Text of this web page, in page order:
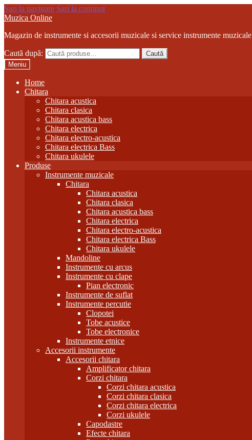
Sari la navigare Sari la conținut
Muzica Online
Magazin de instrumente si accesorii muzicale si service instrumente muzicale
Caută după:
Caută
Meniu
Home
Chitara
Chitara acustica
Chitara clasica
Chitara acustica bass
Chitara electrica
Chitara electro-acustica
Chitara electrica Bass
Chitara ukulele
Produse
Instrumente muzicale
Chitara
Chitara acustica
Chitara clasica
Chitara acustica bass
Chitara electrica
Chitara electro-acustica
Chitara electrica Bass
Chitara ukulele
Mandoline
Instrumente cu arcus
Instrumente cu clape
Pian electronic
Instrumente de suflat
Instrumente percutie
Clopotei
Tobe acustice
Tobe electronice
Instrumente etnice
Accesorii instrumente
Accesorii chitara
Amplificator chitara
Corzi chitara
Corzi chitara acustica
Corzi chitara clasica
Corzi chitara electrica
Corzi ukulele
Capodastre
Efecte chitara